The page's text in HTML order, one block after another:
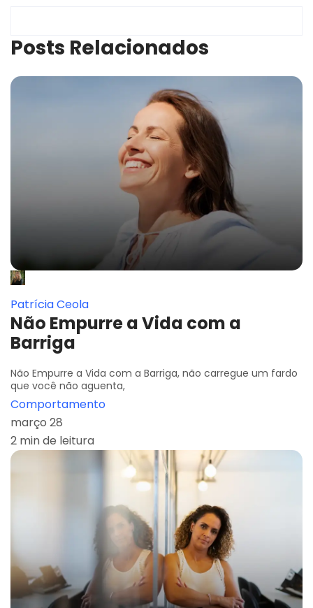
Posts Relacionados
Patrícia Ceola
Não Empurre a Vida com a
Barriga
Não Empurre a Vida com a Barriga, não carregue um fardo
que você não aguenta,
Comportamento
março 28
2 min de leitura